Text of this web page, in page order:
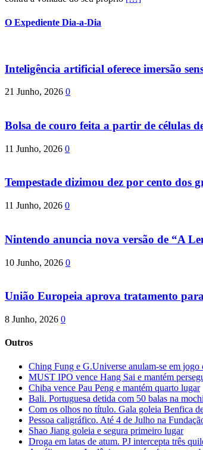
O Expediente Dia-a-Dia
Inteligência artificial oferece imersão
21 Junho, 2026 0
Bolsa de couro feita a partir de células
11 Junho, 2026 0
Tempestade dizimou dez por cento dos
11 Junho, 2026 0
Nintendo anuncia nova versão de “A
10 Junho, 2026 0
União Europeia aprova tratamento
8 Junho, 2026 0
Outros
Ching Fung e G.Universe anulam-se em jogo
MUST IPO vence Hang Sai e mantém
Chiba vence Pau Peng e mantém quarto lugar
Bali. Portuguesa detida com 50 balas na
Com os olhos no título. Gala goleia Benfica
Pessoa caligráfico. Até 4 de Julho na
Shao Jiang goleia e segura primeiro lugar
Droga em latas de atum. PJ intercepta três